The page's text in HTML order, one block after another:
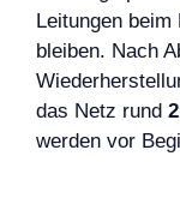
Leitungen
bleiben. Nach
das Netz rund
werden vor